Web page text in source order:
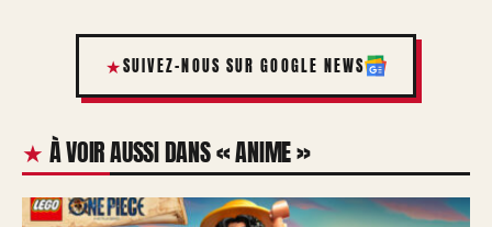
SUIVEZ-NOUS SUR GOOGLE NEWS
À VOIR AUSSI DANS « ANIME »